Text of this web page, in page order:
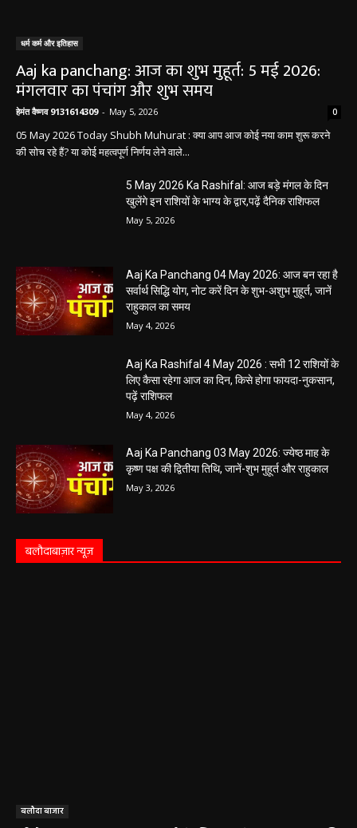
धर्म कर्म और इतिहास
Aaj ka panchang: आज का शुभ मुहूर्त: 5 मई 2026:
मंगलवार का पंचांग और शुभ समय
हेमंत वैष्णव 9131614309 - May 5, 2026 0
05 May 2026 Today Shubh Muhurat : क्या आप आज कोई नया काम शुरू करने
की सोच रहे हैं? या कोई महत्वपूर्ण निर्णय लेने वाले...
5 May 2026 Ka Rashifal: आज बड़े मंगल के दिन
खुलेंगे इन राशियों के भाग्य के द्वार,पढ़ें दैनिक राशिफल
May 5, 2026
Aaj Ka Panchang 04 May 2026: आज बन रहा है
सर्वार्थ सिद्धि योग, नोट करें दिन के शुभ-अशुभ मुहूर्त, जानें
राहुकाल का समय
May 4, 2026
Aaj Ka Rashifal 4 May 2026 : सभी 12 राशियों के
लिए कैसा रहेगा आज का दिन, किसे होगा फायदा-नुकसान,
पढ़ें राशिफल
May 4, 2026
Aaj Ka Panchang 03 May 2026: ज्येष्ठ माह के
कृष्ण पक्ष की द्वितीया तिथि, जानें-शुभ मुहूर्त और राहुकाल
May 3, 2026
बलौदाबाज़ार न्यूज़
बलौदा बाजार